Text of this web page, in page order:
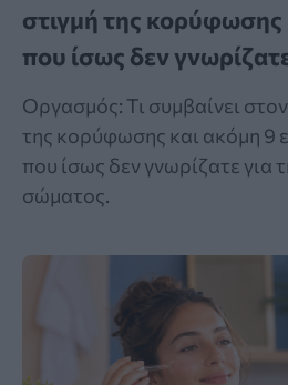
στιγμή της
που ίσως δεν
Οργασμός: Τι συμβαίνει
της κορύφωσης και ακόμη 9
που ίσως δεν γνωρίζατε για
σώματος.